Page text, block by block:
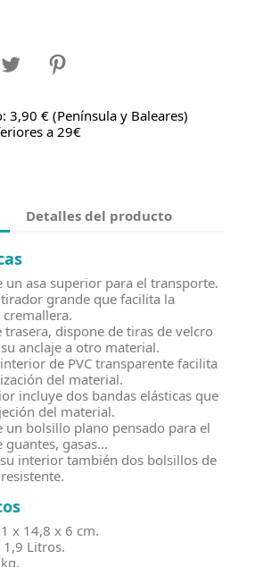
3,90 € (Península y Baleares)
a 29€
Detalles del producto
un asa superior para el transporte.
grande que facilita la
trasera, dispone de tiras de velcro
anclaje a otro material.
de PVC transparente facilita
del material.
incluye dos bandas elásticas que
del material.
un bolsillo plano pensado para el
guantes, gasas...
interior también dos bolsillos de
x 14,8 x 6 cm.
1,9 Litros.